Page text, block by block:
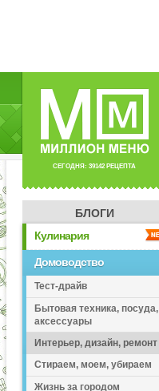
СЕГОДНЯ: 39142 РЕЦЕПТА
БЛОГИ
Кулинария
Домоводство
Тест-драйв
Бытовая техника, посуда,
аксессуары
Интерьер, дизайн, ремонт
Стираем, моем, убираем
Жизнь за городом